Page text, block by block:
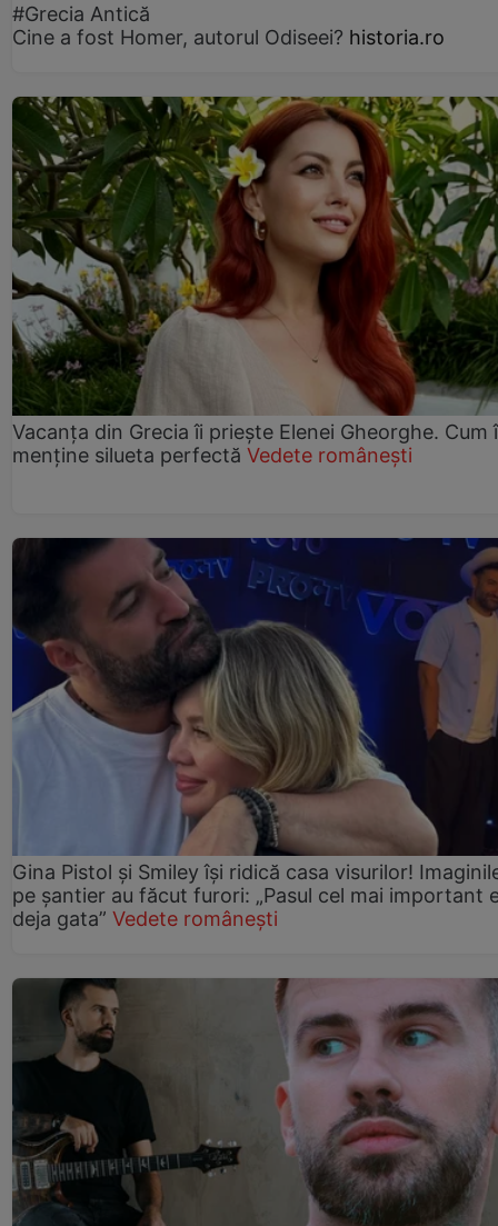
#Grecia Antică
Cine a fost Homer, autorul Odiseei? historia.ro
Vacanța din Grecia îi priește Elenei Gheorghe. Cum
menține silueta perfectă Vedete românești
Gina Pistol și Smiley își ridică casa visurilor!
pe șantier au făcut furori: „Pasul cel mai important
deja gata” Vedete românești